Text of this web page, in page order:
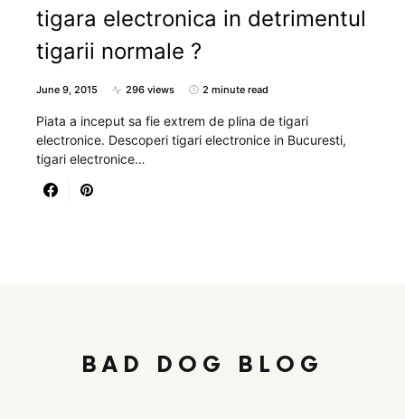
tigara electronica in detrimentul
tigarii normale ?
June 9, 2015 296 views 2 minute read
Piata a inceput sa fie extrem de plina de tigari
electronice. Descoperi tigari electronice in Bucuresti,
tigari electronice…
BAD DOG BLOG